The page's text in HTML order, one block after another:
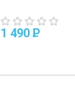
1 490 P